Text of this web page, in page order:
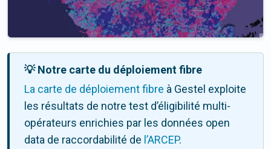
💡 Notre carte du déploiement fibre
La carte de déploiement fibre à Gestel exploite
les résultats de notre test d’éligibilité multi-
opérateurs enrichies par les données open
data de raccordabilité de l’ARCEP.